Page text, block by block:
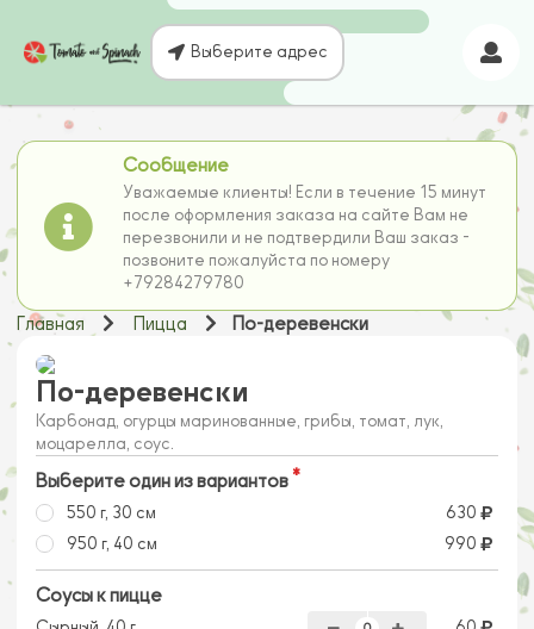
Выберите адрес
Сообщение
Уважаемые клиенты! Если в течение 15 минут
после оформления заказа на сайте Вам не
перезвонили и не подтвердили Ваш заказ -
позвоните пожалуйста по номеру
+79284279780
Главная Пицца По-деревенски
По-деревенски
Карбонад, огурцы маринованные, грибы, томат, лук,
моцарелла, соус.
Выберите один из вариантов
550 г, 30 см
630
950 г, 40 см
990
Соусы к пицце